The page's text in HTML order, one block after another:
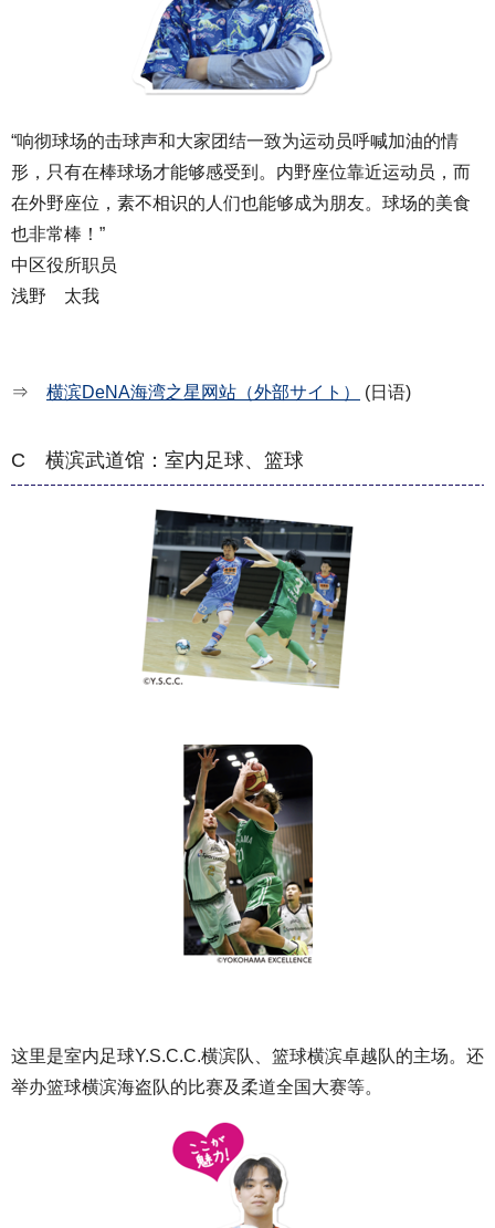
“响彻球场的击球声和大家团结一致为运动员呼喊加油的情
形，只有在棒球场才能够感受到。内野座位靠近运动员，而
在外野座位，素不相识的人们也能够成为朋友。球场的美食
也非常棒！”
中区役所职员
浅野 太我
⇒ 横滨DeNA海湾之星网站（外部サイト） (日语)
C 横滨武道馆：室内足球、篮球
这里是室内足球Y.S.C.C.横滨队、篮球横滨卓越队的主场。还
举办篮球横滨海盗队的比赛及柔道全国大赛等。